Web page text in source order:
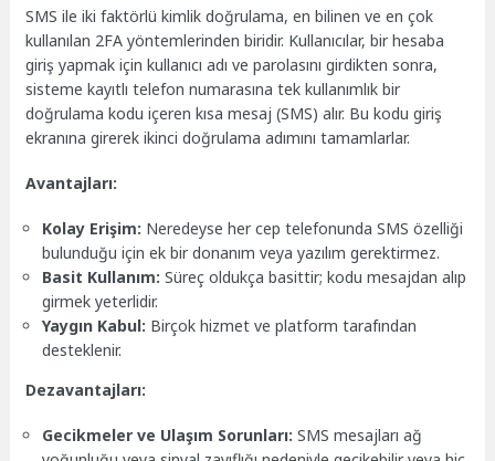
SMS ile iki faktörlü kimlik doğrulama, en bilinen ve en çok
kullanılan 2FA yöntemlerinden biridir. Kullanıcılar, bir hesaba
giriş yapmak için kullanıcı adı ve parolasını girdikten sonra,
sisteme kayıtlı telefon numarasına tek kullanımlık bir
doğrulama kodu içeren kısa mesaj (SMS) alır. Bu kodu giriş
ekranına girerek ikinci doğrulama adımını tamamlarlar.
Avantajları:
Kolay Erişim: Neredeyse her cep telefonunda SMS özelliği
bulunduğu için ek bir donanım veya yazılım gerektirmez.
Basit Kullanım: Süreç oldukça basittir; kodu mesajdan alıp
girmek yeterlidir.
Yaygın Kabul: Birçok hizmet ve platform tarafından
desteklenir.
Dezavantajları:
Gecikmeler ve Ulaşım Sorunları: SMS mesajları ağ